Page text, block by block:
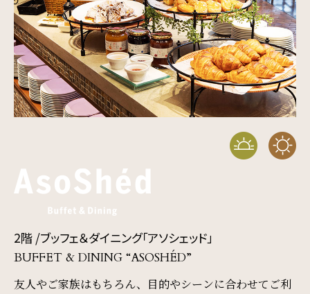
検索
宿泊プラン一覧 ご予約の確認・キャンセル
2階 /ブッフェ＆ダイニング「アソシェッド」
BUFFET & DINING “ASOSHÉD”
友人やご家族はもちろん、目的やシーンに合わせてご利